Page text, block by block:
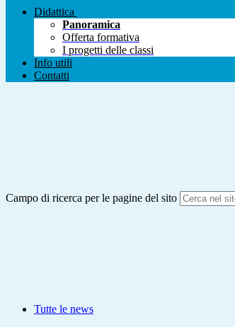
Didattica
Panoramica
Offerta formativa
I progetti delle classi
Info utili
Contatti
Campo di ricerca per le pagine del sito
Tutte le news